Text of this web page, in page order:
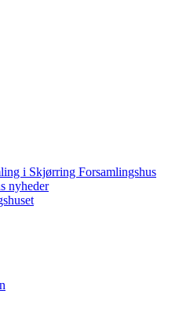
i Skjørring Forsamlingshus
nyheder